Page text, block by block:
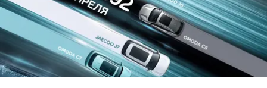
Страхование
Кредитный калькулятор
Аксессуары
Одежда и сувениры
Клиентская поддержка
O&J Автоклуб
Клуб владельцев OMODA
Приложение O&J
Обратная связь